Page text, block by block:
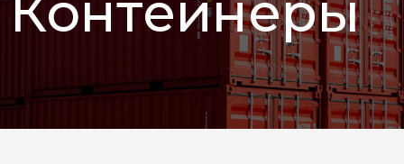
НАЗАД ВПЕРЕД